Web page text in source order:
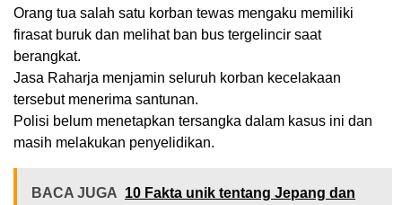
Orang tua salah satu korban tewas mengaku memiliki
firasat buruk dan melihat ban bus tergelincir saat
berangkat.
Jasa Raharja menjamin seluruh korban kecelakaan
tersebut menerima santunan.
Polisi belum menetapkan tersangka dalam kasus ini dan
masih melakukan penyelidikan.
BACA JUGA 10 Fakta unik tentang Jepang dan